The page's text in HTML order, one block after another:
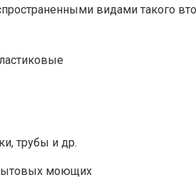
видами такого
трубы и др.
моющих